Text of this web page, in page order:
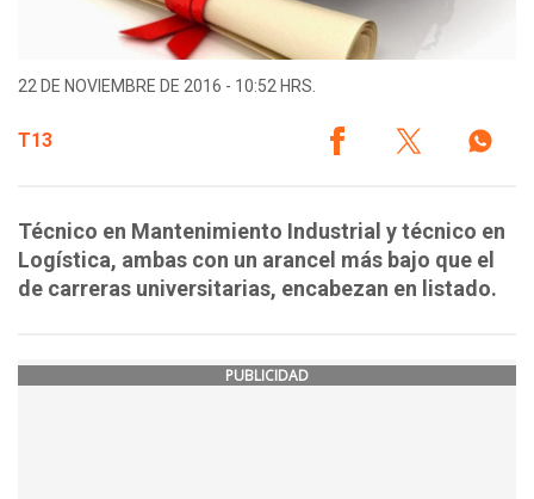
22 DE NOVIEMBRE DE 2016 - 10:52 HRS.
T13
Técnico en Mantenimiento Industrial y técnico en
Logística, ambas con un arancel más bajo que el
de carreras universitarias, encabezan en listado.
PUBLICIDAD